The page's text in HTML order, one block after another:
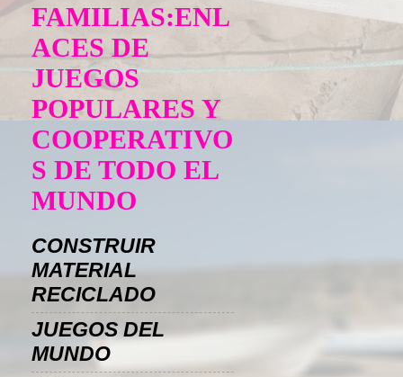
FAMILIAS:ENL
ACES DE
JUEGOS
POPULARES Y
COOPERATIVO
S DE TODO EL
MUNDO
CONSTRUIR
MATERIAL
RECICLADO
JUEGOS DEL
MUNDO